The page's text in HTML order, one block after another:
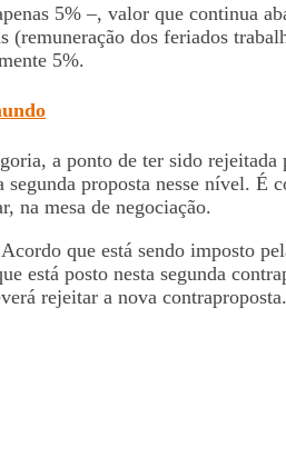
5% –, valor que continua
(remuneração dos feriados
5%.
a ponto de ter sido rejeitada
proposta nesse nível. É
na mesa de negociação.
que está sendo imposto
está posto nesta segunda
rejeitar a nova contraproposta.